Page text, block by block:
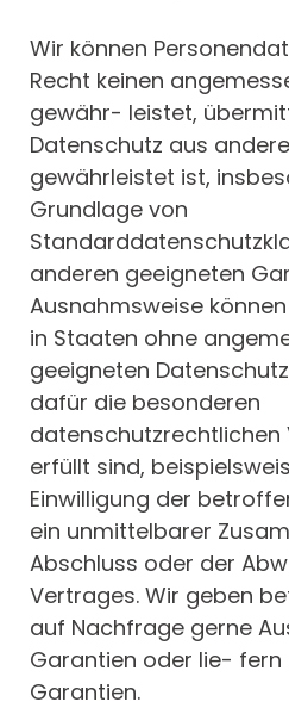
Wir können
Recht keinen
gewähr- leistet,
Datenschutz aus
gewährleistet ist,
Grundlage von
anderen geeigneten
Ausnahmsweise
in Staaten ohne
geeigneten
dafür die besonderen
datenschutzrechtlichen
erfüllt sind,
Einwilligung der
ein unmittelbarer
Abschluss oder der
Vertrages. Wir geben
auf Nachfrage gerne
Garantien oder lie- fern
Garantien.